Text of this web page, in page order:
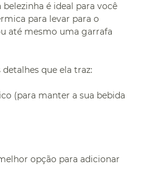
belezinha é ideal para você
para levar para o
até mesmo uma garrafa
que ela traz:
(para manter a sua bebida
opção para adicionar